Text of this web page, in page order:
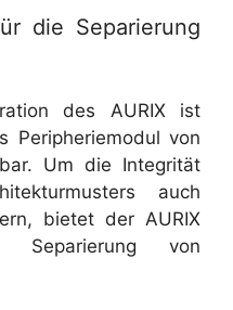
die Separierung
des AURIX ist
Peripheriemodul von
Um die Integrität
auch
bietet der AURIX
Separierung von